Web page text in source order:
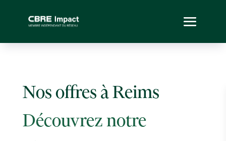
Nos offres à Reims
Découvrez notre